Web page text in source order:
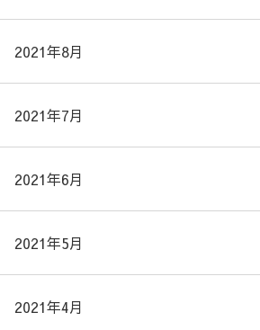
2021年8月
2021年7月
2021年6月
2021年5月
2021年4月